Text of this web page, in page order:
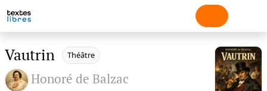
Vautrin Théâtre
Honoré de Balzac